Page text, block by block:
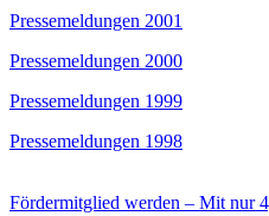
Pressemeldungen 2001
Pressemeldungen 2000
Pressemeldungen 1999
Pressemeldungen 1998
Fördermitglied werden – Mit nur